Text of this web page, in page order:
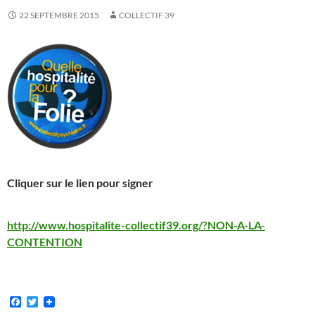
22 SEPTEMBRE 2015 COLLECTIF 39
Cliquer sur le lien pour signer
http://www.hospitalite-collectif39.org/?NON-A-LA-
CONTENTION
F
T